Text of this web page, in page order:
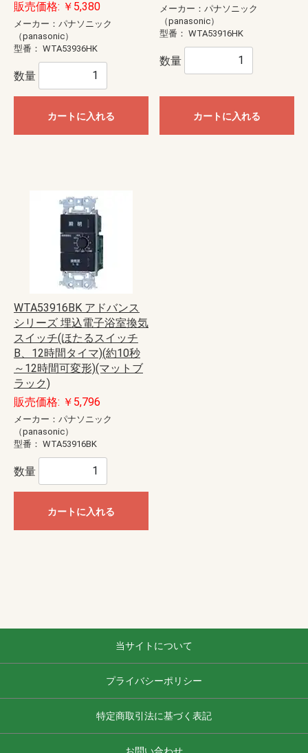
販売価格: ￥5,380
メーカー：パナソニック
（panasonic）
型番： WTA53936HK
数量
カートに入れる
メーカー：パナソニック
（panasonic）
型番： WTA53916HK
数量
カートに入れる
WTA53916BK アドバンス
シリーズ 埋込電子浴室換気
スイッチ(ほたるスイッチ
B、12時間タイマ)(約10秒
～12時間可変形)(マットブ
ラック)
販売価格: ￥5,796
メーカー：パナソニック
（panasonic）
型番： WTA53916BK
数量
カートに入れる
当サイトについて
プライバシーポリシー
特定商取引法に基づく表記